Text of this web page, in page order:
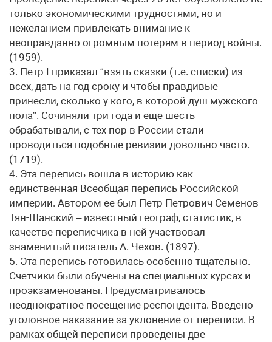
только экономическими трудностями, но и
нежеланием привлекать внимание к
неоправданно огромным потерям в период войны.
(1959).
3. Петр I приказал “взять сказки (т.е. списки) из
всех, дать на год сроку и чтобы правдивые
принесли, сколько у кого, в которой душ мужского
пола”. Сочиняли три года и еще шесть
обрабатывали, с тех пор в России стали
проводиться подобные ревизии довольно часто.
(1719).
4. Эта перепись вошла в историю как
единственная Всеобщая перепись Российской
империи. Автором ее был Петр Петрович Семенов
Тян-Шанский – известный географ, статистик, в
качестве переписчика в ней участвовал
знаменитый писатель А. Чехов. (1897).
5. Эта перепись готовилась особенно тщательно.
Счетчики были обучены на специальных курсах и
проэкзаменованы. Предусматривалось
неоднократное посещение респондента. Введено
уголовное наказание за уклонение от переписи. В
рамках общей переписи проведены две